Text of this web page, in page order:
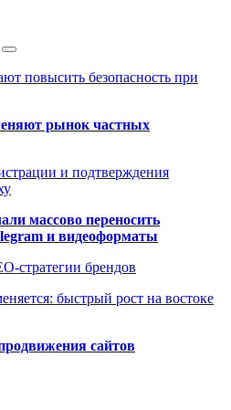
повысить безопасность при
рынок частных
и подтверждения
массово переносить
и видеоформаты
стратегии брендов
быстрый рост на востоке
сайтов